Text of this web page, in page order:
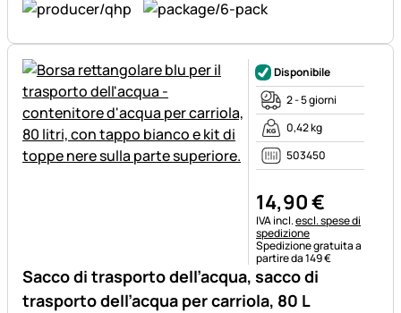
Sacco di trasporto dell’acqua, sacco di
trasporto dell’acqua per carriola, 80 L
Disponibile
2 - 5 giorni
0,42 kg
503450
14,90€
Informazioni fiscali:
IVA incl.escl. spese di
spedizione
Spedizione gratuita a
partire da 149 €